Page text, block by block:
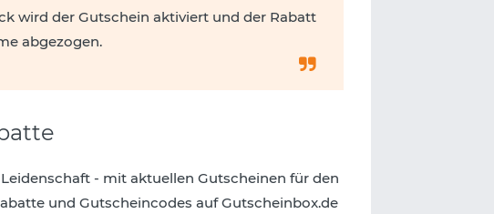
wird der Gutschein aktiviert und der Rabatt
abgezogen.
- mit aktuellen Gutscheinen für den
und Gutscheincodes auf Gutscheinbox.de